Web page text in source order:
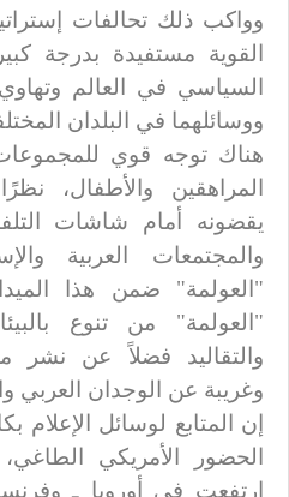
وواكب ذلك تحالفات
القوية مستفيدة بدرجة
السياسي في العالم وتهاوي
ووسائلهما في البلدان
هناك توجه قوي للمجموعات
المراهقين والأطفال،
يقضونه أمام شاشات
والمجتمعات العربية
"العولمة" ضمن هذا
"العولمة" من تنوع
والتقاليد فضلاً عن نشر
وغريبة عن الوجدان العربي
إن المتابع لوسائل الإعلام
الحضور الأمريكي
ارتفعت في أوروبا ـ